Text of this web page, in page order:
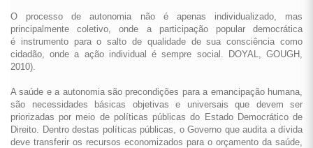
O processo de autonomia não é apenas individualizado, mas
principalmente coletivo, onde a participação popular democrática
é instrumento para o salto de qualidade de sua consciência como
cidadão, onde a ação individual é sempre social. DOYAL, GOUGH,
2010).
A saúde e a autonomia são precondições para a emancipação humana,
são necessidades básicas objetivas e universais que devem ser
priorizadas por meio de políticas públicas do Estado Democrático de
Direito. Dentro destas políticas públicas, o Governo que audita a dívida
deve transferir os recursos economizados para o orçamento da saúde,